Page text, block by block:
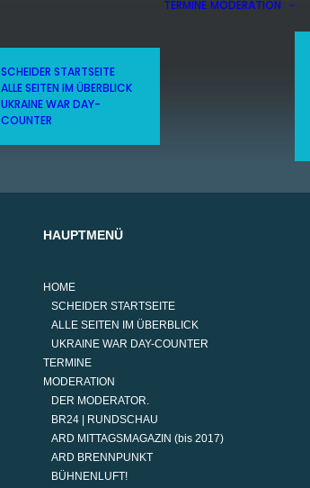
SCHEIDER STARTSEITE
ALLE SEITEN IM ÜBERBLICK
UKRAINE WAR DAY-
COUNTER
TERMINE MODERATION
HAUPTMENÜ
HOME
SCHEIDER STARTSEITE
ALLE SEITEN IM ÜBERBLICK
UKRAINE WAR DAY-COUNTER
TERMINE
MODERATION
DER MODERATOR.
BR24 | RUNDSCHAU
ARD MITTAGSMAGAZIN (bis 2017)
ARD BRENNPUNKT
BÜHNENLUFT!